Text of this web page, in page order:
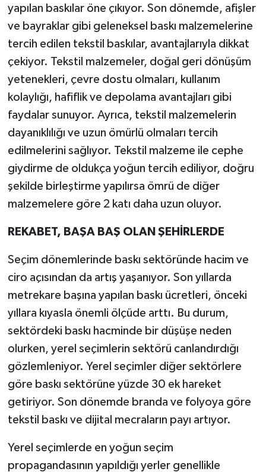
yapılan baskılar öne çıkıyor. Son dönemde, afişler
ve bayraklar gibi geleneksel baskı malzemelerine
tercih edilen tekstil baskılar, avantajlarıyla dikkat
çekiyor. Tekstil malzemeler, doğal geri dönüşüm
yetenekleri, çevre dostu olmaları, kullanım
kolaylığı, hafiflik ve depolama avantajları gibi
faydalar sunuyor. Ayrıca, tekstil malzemelerin
dayanıklılığı ve uzun ömürlü olmaları tercih
edilmelerini sağlıyor. Tekstil malzeme ile cephe
giydirme de oldukça yoğun tercih ediliyor, doğru
şekilde birleştirme yapılırsa ömrü de diğer
malzemelere göre 2 katı daha uzun oluyor.
REKABET, BAŞA BAŞ OLAN ŞEHİRLERDE
Seçim dönemlerinde baskı sektöründe hacim ve
ciro açısından da artış yaşanıyor. Son yıllarda
metrekare başına yapılan baskı ücretleri, önceki
yıllara kıyasla önemli ölçüde arttı. Bu durum,
sektördeki baskı hacminde bir düşüşe neden
olurken, yerel seçimlerin sektörü canlandırdığı
gözlemleniyor. Yerel seçimler diğer sektörlere
göre baskı sektörüne yüzde 30 ek hareket
getiriyor. Son dönemde branda ve folyoya göre
tekstil baskı ve dijital mecraların payı artıyor.
Yerel seçimlerde en yoğun seçim
propagandasının yapıldığı yerler genellikle